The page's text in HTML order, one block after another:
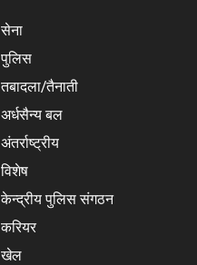
सेना
पुलिस
तबादला/तैनाती
अर्धसैन्य बल
अंतर्राष्ट्रीय
विशेष
केन्द्रीय पुलिस संगठन
करियर
खेल